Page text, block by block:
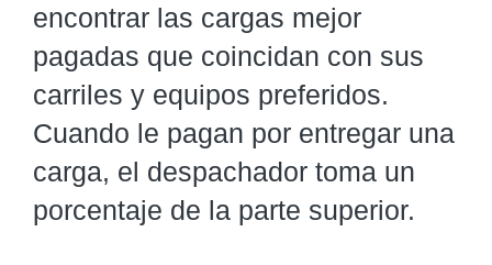
encontrar las cargas mejor
pagadas que coincidan con sus
carriles y equipos preferidos.
Cuando le pagan por entregar una
carga, el despachador toma un
porcentaje de la parte superior.